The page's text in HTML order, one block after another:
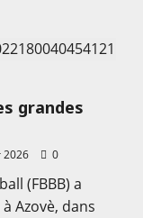
grandes
2026 0
(FBBB) a
Azovè, dans